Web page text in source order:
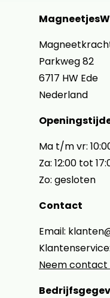
Parkweg 82
6717 HW Ede
Nederland
Ma t/m vr:
Za: 12:00 tot
Zo: gesloten
Contact
Email:
Neem contact